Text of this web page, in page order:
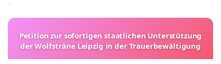
Petition zur sofortigen staatlichen Unterstützung
der Wolfsträne Leipzig in der Trauerbewältigung